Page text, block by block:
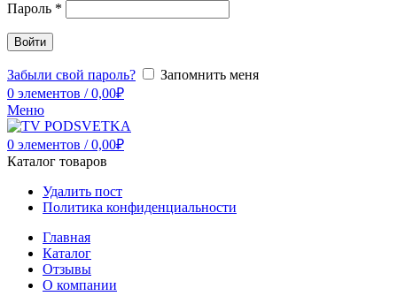
Пароль *
Войти
Забыли свой пароль?
Запомнить меня
0 элементов / 0,00₽
Меню
0 элементов / 0,00₽
Каталог товаров
Удалить пост
Политика конфиденциальности
Главная
Каталог
Отзывы
О компании